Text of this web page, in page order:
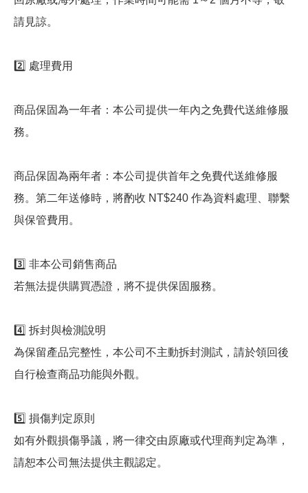
請見諒。
2️⃣ 處理費用
商品保固為一年者：本公司提供一年內之免費代送維修服
務。
商品保固為兩年者：本公司提供首年之免費代送維修服
務。第二年送修時，將酌收 NT$240 作為資料處理、聯繫
與保管費用。
3️⃣ 非本公司銷售商品
若無法提供購買憑證，將不提供保固服務。
4️⃣ 拆封與檢測說明
為保留產品完整性，本公司不主動拆封測試，請於領回後
自行檢查商品功能與外觀。
5️⃣ 損傷判定原則
如有外觀損傷爭議，將一律交由原廠或代理商判定為準，
請恕本公司無法提供主觀認定。